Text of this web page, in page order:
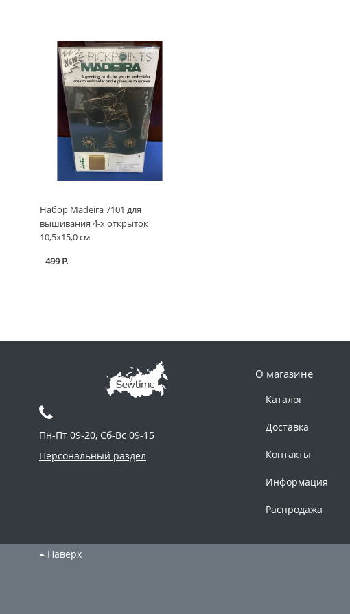
Набор Madeira 7101 для
вышивания 4-х открыток
10,5х15,0 см
499 Р.
О магазине
Каталог
Доставка
Контакты
Информация
Распродажа
Пн-Пт 09-20, Сб-Вс 09-15
Персональный раздел
Наверх